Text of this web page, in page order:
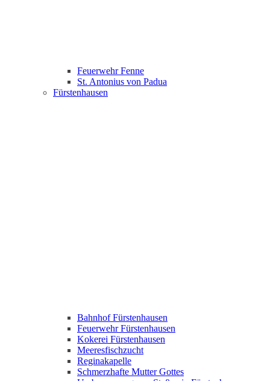
Feuerwehr Fenne
St. Antonius von Padua
Fürstenhausen
Bahnhof Fürstenhausen
Feuerwehr Fürstenhausen
Kokerei Fürstenhausen
Meeresfischzucht
Reginakapelle
Schmerzhafte Mutter Gottes